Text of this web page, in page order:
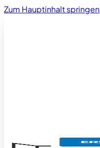
Zum Hauptinhalt springen